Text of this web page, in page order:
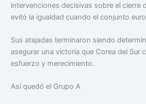
intervenciones decisivas sobre el cierre
evitó la igualdad cuando el conjunto
Sus atajadas terminaron siendo
asegurar una victoria que Corea del Sur
esfuerzo y merecimiento.
Así quedó el Grupo A